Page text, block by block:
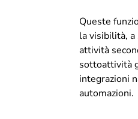
Queste
la visibilità,
attività
sottoattività
integrazioni
automazioni.